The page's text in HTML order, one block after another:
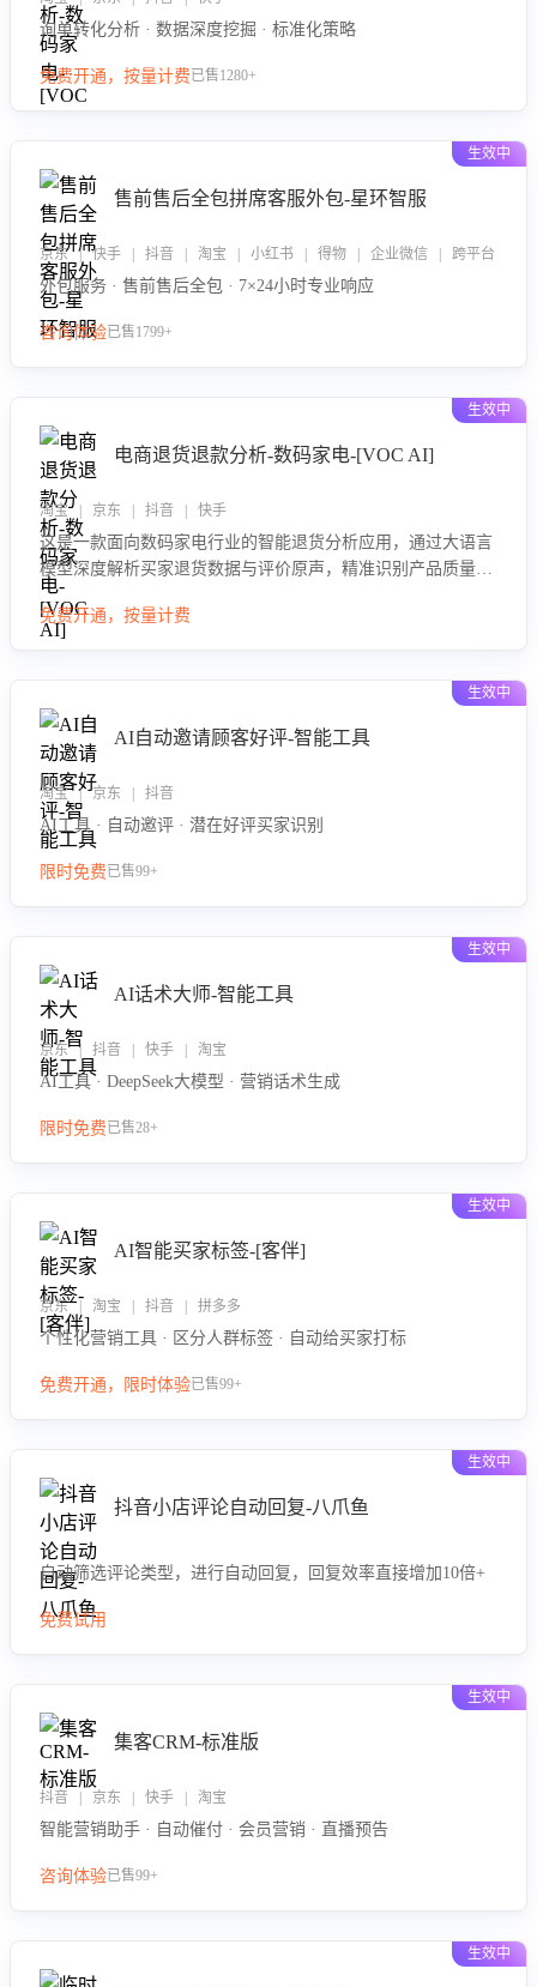
询单转化分析 · 数据深度挖掘 · 标准化策略
免费开通，按量计费已售1280+
生效中
售前售后全包拼席客服外包-星环智服
京东 | 快手 | 抖音 | 淘宝 | 小红书 | 得物 | 企业微信 | 跨平台
外包服务 · 售前售后全包 · 7×24小时专业响应
咨询体验已售1799+
生效中
电商退货退款分析-数码家电-[VOC AI]
淘宝 | 京东 | 抖音 | 快手
这是一款面向数码家电行业的智能退货分析应用，通过大语言
模型深度解析买家退货数据与评价原声，精准识别产品质量、
描述不符、物流破损等核心退货原因，并输出可落地的改进建
议，通过挖掘用户痛点驱动产品迭代，从根本上降低退货率，
免费开通，按量计费
生效中
AI自动邀请顾客好评-智能工具
淘宝 | 京东 | 抖音
AI工具 · 自动邀评 · 潜在好评买家识别
限时免费已售99+
生效中
AI话术大师-智能工具
京东 | 抖音 | 快手 | 淘宝
AI工具 · DeepSeek大模型 · 营销话术生成
限时免费已售28+
生效中
AI智能买家标签-[客伴]
京东 | 淘宝 | 抖音 | 拼多多
个性化营销工具 · 区分人群标签 · 自动给买家打标
免费开通，限时体验已售99+
生效中
抖音小店评论自动回复-八爪鱼
自动筛选评论类型，进行自动回复，回复效率直接增加10倍+
免费试用
生效中
集客CRM-标准版
抖音 | 京东 | 快手 | 淘宝
智能营销助手 · 自动催付 · 会员营销 · 直播预告
咨询体验已售99+
生效中